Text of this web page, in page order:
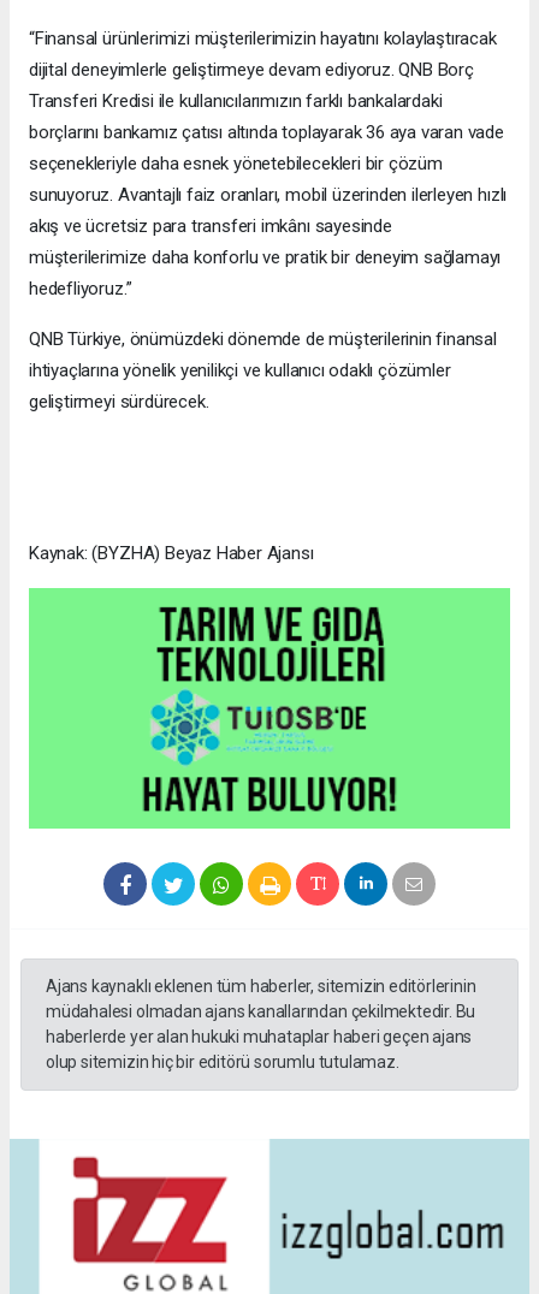
“Finansal ürünlerimizi müşterilerimizin hayatını kolaylaştıracak
dijital deneyimlerle geliştirmeye devam ediyoruz. QNB Borç
Transferi Kredisi ile kullanıcılarımızın farklı bankalardaki
borçlarını bankamız çatısı altında toplayarak 36 aya varan vade
seçenekleriyle daha esnek yönetebilecekleri bir çözüm
sunuyoruz. Avantajlı faiz oranları, mobil üzerinden ilerleyen hızlı
akış ve ücretsiz para transferi imkânı sayesinde
müşterilerimize daha konforlu ve pratik bir deneyim sağlamayı
hedefliyoruz.”
QNB Türkiye, önümüzdeki dönemde de müşterilerinin finansal
ihtiyaçlarına yönelik yenilikçi ve kullanıcı odaklı çözümler
geliştirmeyi sürdürecek.
Kaynak: (BYZHA) Beyaz Haber Ajansı
Ajans kaynaklı eklenen tüm haberler, sitemizin editörlerinin
müdahalesi olmadan ajans kanallarından çekilmektedir. Bu
haberlerde yer alan hukuki muhataplar haberi geçen ajans
olup sitemizin hiç bir editörü sorumlu tutulamaz.